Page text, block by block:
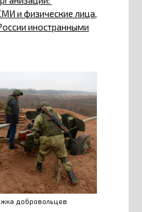
и физические лица,
иностранными
добровольцев